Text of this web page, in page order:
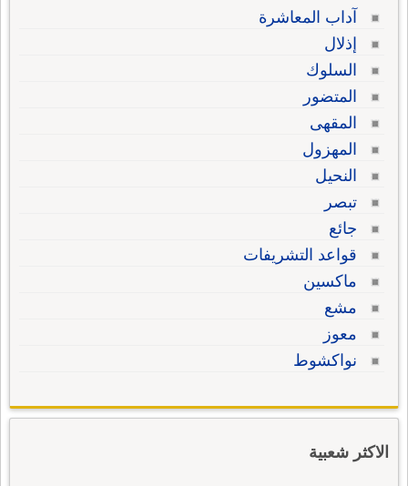
آداب المعاشرة
إذلال
السلوك
المتضور
المقهى
المهزول
النحيل
تبصر
جائع
قواعد التشريفات
ماكسين
مشع
معوز
نواكشوط
الاكثر شعبية